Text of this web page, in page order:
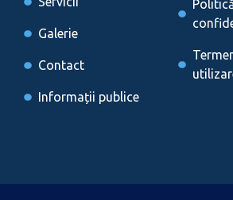
Galerie
Contact
Informații publice